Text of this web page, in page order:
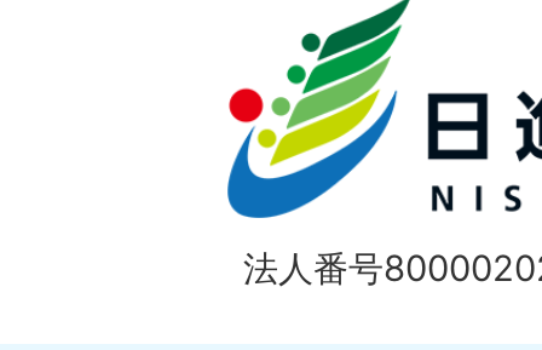
ス
ラ
イ
ド
1
枚
目
の
法人番号